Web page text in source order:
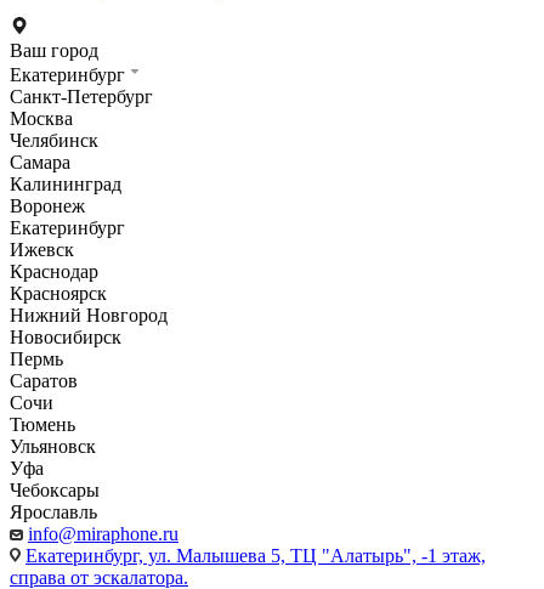
Ваш город
Екатеринбург
Санкт-Петербург
Москва
Челябинск
Самара
Калининград
Воронеж
Екатеринбург
Ижевск
Краснодар
Красноярск
Нижний Новгород
Новосибирск
Пермь
Саратов
Сочи
Тюмень
Ульяновск
Уфа
Чебоксары
Ярославль
info@miraphone.ru
Екатеринбург, ул. Малышева 5, ТЦ "Алатырь", -1 этаж,
справа от эскалатора.